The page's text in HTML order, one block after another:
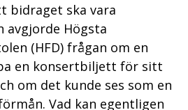
bidraget ska vara
Högsta
(HFD) frågan om en
en konsertbiljett för sitt
om det kunde ses som en
Vad kan egentligen